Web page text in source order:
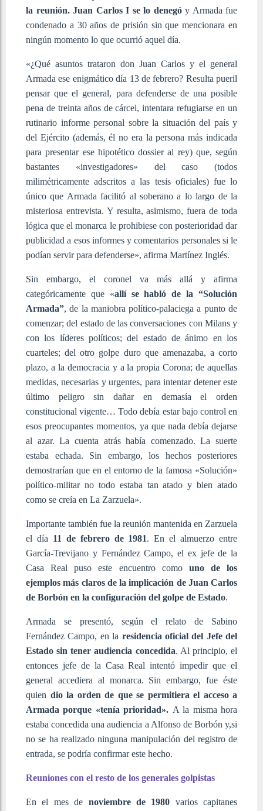
la reunión. Juan Carlos I se lo denegóy Armada fue
condenado a 30 años de prisión sin que mencionara en
ningún momento lo que ocurrió aquel día.
«¿Qué asuntos trataron don Juan Carlos y el general
Armada ese enigmático día 13 de febrero? Resulta pueril
pensar que el general, para defenderse de una posible
pena de treinta años de cárcel, intentara refugiarse en un
rutinario informe personal sobre la situación del país y
del Ejército (además, él no era la persona más indicada
para presentar ese hipotético dossier al rey) que, según
bastantes «investigadores» del caso (todos
milimétricamente adscritos a las tesis oficiales) fue lo
único que Armada facilitó al soberano a lo largo de la
misteriosa entrevista. Y resulta, asimismo, fuera de toda
lógica que el monarca le prohibiese con posterioridad dar
publicidad a esos informes y comentarios personales si le
podían servir para defenderse», afirma Martínez Inglés.
Sin embargo, el coronel va más allá y afirma
categóricamente que «allí se habló de la “Solución
Armada”, de la maniobra político-palaciega a punto de
comenzar; del estado de las conversaciones con Milans y
con los líderes políticos; del estado de ánimo en los
cuarteles; del otro golpe duro que amenazaba, a corto
plazo, a la democracia y a la propia Corona; de aquellas
medidas, necesarias y urgentes, para intentar detener este
último peligro sin dañar en demasía el orden
constitucional vigente… Todo debía estar bajo control en
esos preocupantes momentos, ya que nada debía dejarse
al azar. La cuenta atrás había comenzado. La suerte
estaba echada. Sin embargo, los hechos posteriores
demostrarían que en el entorno de la famosa «Solución»
político-militar no todo estaba tan atado y bien atado
como se creía en La Zarzuela».
Importante también fue la reunión mantenida en Zarzuela
el día 11 de febrero de 1981. En el almuerzo entre
García-Trevijano y Fernández Campo, el ex jefe de la
Casa Real puso este encuentro como uno de los
ejemplos más claros de la implicación de Juan Carlos
de Borbón en la configuración del golpe de Estado.
Armada se presentó, según el relato de Sabino
Fernández Campo, en la residencia oficial del Jefe del
Estado sin tener audiencia concedida. Al principio, el
entonces jefe de la Casa Real intentó impedir que el
general accediera al monarca. Sin embargo, fue éste
quien dio la orden de que se permitiera el acceso a
Armada porque «tenía prioridad». A la misma hora
estaba concedida una audiencia a Alfonso de Borbón y,si
no se ha realizado ninguna manipulación del registro de
entrada, se podría confirmar este hecho.
Reuniones con el resto de los generales golpistas
En el mes de noviembre de 1980 varios capitanes